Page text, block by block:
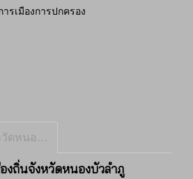
รเมืองการปกครอง
นักการเมืองถิ่นจังหวัดหนองบัวลำภู
งถิ่นจังหวัดหนองบัวลำภู